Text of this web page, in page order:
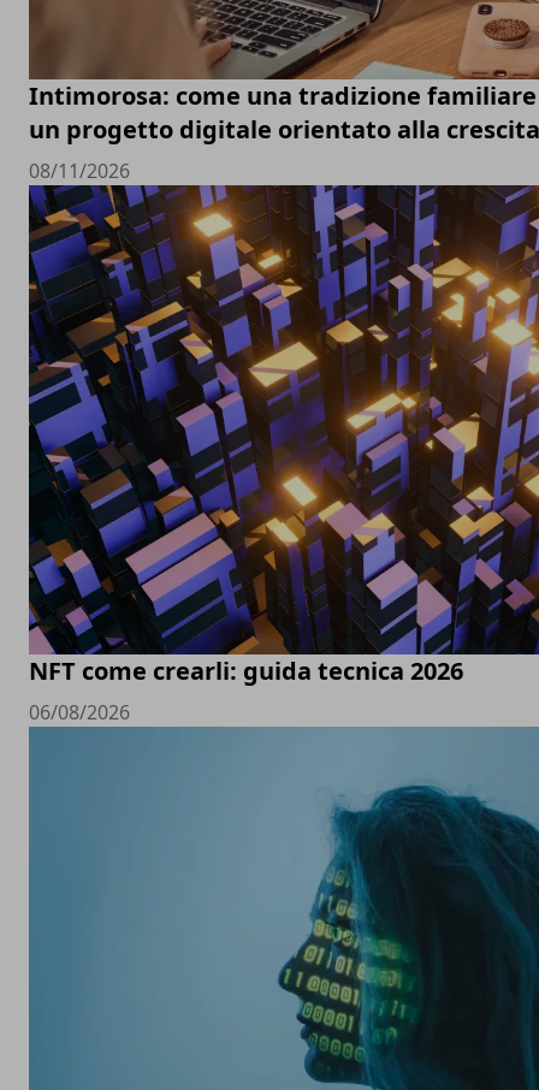
Intimorosa: come una tradizione
un progetto digitale orientato alla
08/11/2026
NFT come crearli: guida tecnica 2026
06/08/2026